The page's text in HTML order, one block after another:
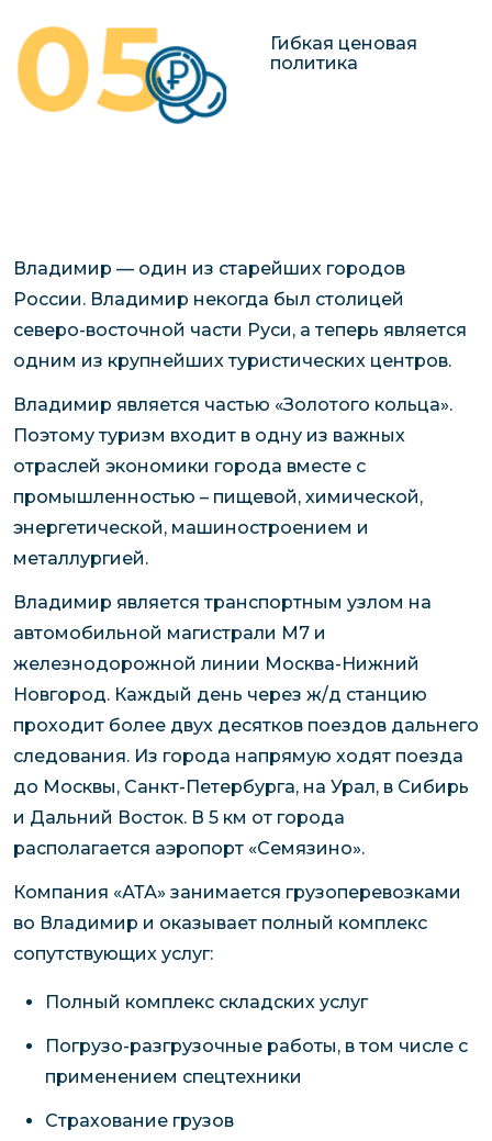
Гибкая ценовая
политика
Владимир — один из старейших городов
России. Владимир некогда был столицей
северо-восточной части Руси, а теперь является
одним из крупнейших туристических центров.
Владимир является частью «Золотого кольца».
Поэтому туризм входит в одну из важных
отраслей экономики города вместе с
промышленностью – пищевой, химической,
энергетической, машиностроением и
металлургией.
Владимир является транспортным узлом на
автомобильной магистрали М7 и
железнодорожной линии Москва-Нижний
Новгород. Каждый день через ж/д станцию
проходит более двух десятков поездов дальнего
следования. Из города напрямую ходят поезда
до Москвы, Санкт-Петербурга, на Урал, в Сибирь
и Дальний Восток. В 5 км от города
располагается аэропорт «Семязино».
Компания «АТА» занимается грузоперевозками
во Владимир и оказывает полный комплекс
сопутствующих услуг:
Полный комплекс складских услуг
Погрузо-разгрузочные работы, в том числе с
применением спецтехники
Страхование грузов